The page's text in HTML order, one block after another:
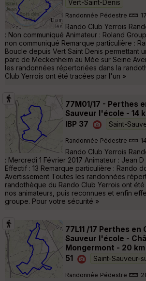
Vert-Saint-Denis
Randonnée Pédestre
Rando Club Yerrois
: Non communiqué Animateur : Roland
non communiqué Remarque particulière :
Boucle depuis Vert Saint Denis permettant
parc de Meckenheim au Mée sur Seine
les randonnées répertoriées dans la
Club Yerrois ont été tracées par l'un »
77M01/17 - Perthes
Sauveur l'école - 14
IBP 37
Saint-
Randonnée Pédestre
Rando Club Yerrois
: Mercredi 1 Février 2017 Animateur : Jean D
Effectif : 13 Remarque particulière : Rando
Avertissement Toutes les randonnées
randothèque du Rando Club Yerrois ont
nos animateurs, puis reconnues et enfin
groupe. Pour votre sécurité »
77L11 /17 Perthes en
Sauveur l'école -
Mongermont - 20 km
51
Saint-Sauveur-
Randonnée Pédestre